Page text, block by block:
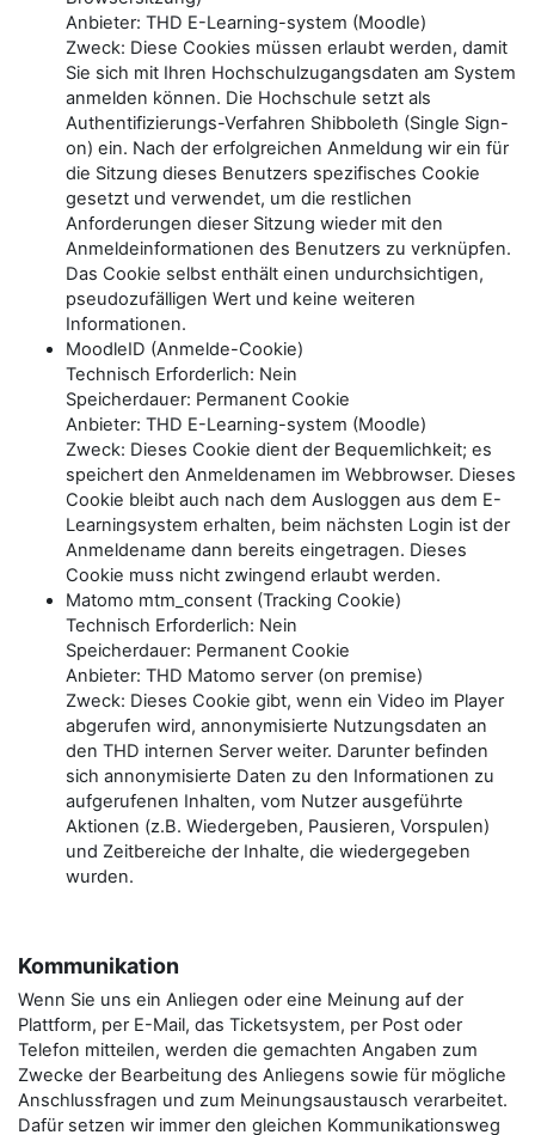
Anbieter: THD E-Learning-system (Moodle)
Zweck: Diese Cookies müssen erlaubt werden, damit
Sie sich mit Ihren Hochschulzugangsdaten am System
anmelden können. Die Hochschule setzt als
Authentifizierungs-Verfahren Shibboleth (Single Sign-
on) ein. Nach der erfolgreichen Anmeldung wir ein für
die Sitzung dieses Benutzers spezifisches Cookie
gesetzt und verwendet, um die restlichen
Anforderungen dieser Sitzung wieder mit den
Anmeldeinformationen des Benutzers zu verknüpfen.
Das Cookie selbst enthält einen undurchsichtigen,
pseudozufälligen Wert und keine weiteren
Informationen.
MoodleID (Anmelde-Cookie)
Technisch Erforderlich: Nein
Speicherdauer: Permanent Cookie
Anbieter: THD E-Learning-system (Moodle)
Zweck: Dieses Cookie dient der Bequemlichkeit; es
speichert den Anmeldenamen im Webbrowser. Dieses
Cookie bleibt auch nach dem Ausloggen aus dem E-
Learningsystem erhalten, beim nächsten Login ist der
Anmeldename dann bereits eingetragen. Dieses
Cookie muss nicht zwingend erlaubt werden.
Matomo mtm_consent (Tracking Cookie)
Technisch Erforderlich: Nein
Speicherdauer: Permanent Cookie
Anbieter: THD Matomo server (on premise)
Zweck: Dieses Cookie gibt, wenn ein Video im Player
abgerufen wird, annonymisierte Nutzungsdaten an
den THD internen Server weiter. Darunter befinden
sich annonymisierte Daten zu den Informationen zu
aufgerufenen Inhalten, vom Nutzer ausgeführte
Aktionen (z.B. Wiedergeben, Pausieren, Vorspulen)
und Zeitbereiche der Inhalte, die wiedergegeben
wurden.
Kommunikation
Wenn Sie uns ein Anliegen oder eine Meinung auf der
Plattform, per E-Mail, das Ticketsystem, per Post oder
Telefon mitteilen, werden die gemachten Angaben zum
Zwecke der Bearbeitung des Anliegens sowie für mögliche
Anschlussfragen und zum Meinungsaustausch verarbeitet.
Dafür setzen wir immer den gleichen Kommunikationsweg